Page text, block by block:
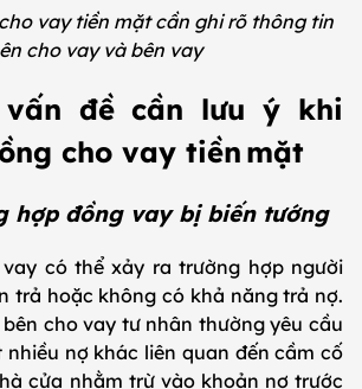
vay tiền mặt cần ghi rõ thông tin
cho vay và bên vay
vấn đề cần lưu ý khi
cho vay tiền mặt
hợp đồng vay bị biến tướng
có thể xảy ra trường hợp người
trả hoặc không có khả năng trả nợ.
cho vay tư nhân thường yêu cầu
nhiều nợ khác liên quan đến cầm cố
cửa nhằm trừ vào khoản nợ trước